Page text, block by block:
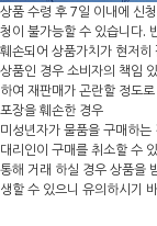
상품 수령 후 7일 이내에 신
청이 불가능할 수 있습니다.
훼손되어 상품가치가 현저
상품인 경우 소비자의 책임
하여 재판매가 곤란할 정도
포장을 훼손한 경우
미성년자가 물품을 구매하
대리인이 구매를 취소할 수
통해 거래 하실 경우 상품을
생할 수 있으니 유의하시기